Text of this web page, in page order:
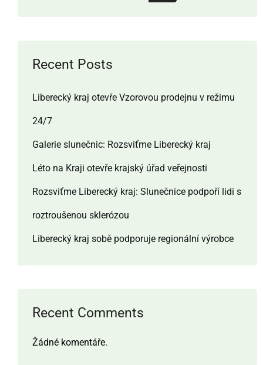
Recent Posts
Liberecký kraj otevře Vzorovou prodejnu v režimu
24/7
Galerie slunečnic: Rozsviťme Liberecký kraj
Léto na Kraji otevře krajský úřad veřejnosti
Rozsviťme Liberecký kraj: Slunečnice podpoří lidi s
roztroušenou sklerózou
Liberecký kraj sobě podporuje regionální výrobce
Recent Comments
Žádné komentáře.